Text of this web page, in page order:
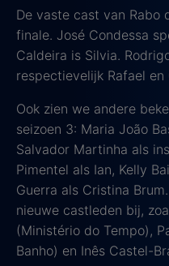
De vaste cast van Rabo
finale. José Condessa
Caldeira is Silvia.
respectievelijk Rafael en
Ook zien we andere
seizoen 3: Maria João
Salvador Martinha als
Pimentel als Ian, Kelly
Guerra als Cristina
nieuwe castleden bij,
(Ministério do Tempo),
Banho) en Inês Castel-